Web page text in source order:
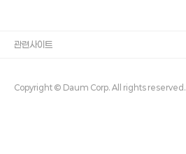
Copyright © Daum Corp. All rights reserved.
관련사이트